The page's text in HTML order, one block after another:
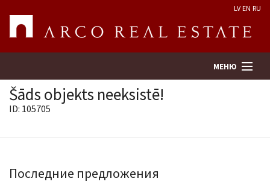
LV EN RU
МЕНЮ
Предприятие
Šāds objekts neeksistē!
ID: 105705
Последние предложения